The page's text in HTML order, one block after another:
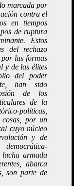
marcada por
contra el
en tiempos
de ruptura
Estos
del rechazo
las formas
y de las élites
del poder
han sido
de los
de la
políticas,
cosas, por un
cuyo núcleo
y de
armada
abarca
son parte de